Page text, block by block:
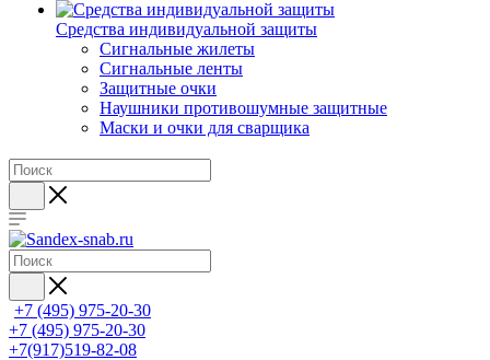
Средства индивидуальной защиты
Сигнальные жилеты
Сигнальные ленты
Защитные очки
Наушники противошумные защитные
Маски и очки для сварщика
+7 (495) 975-20-30
+7 (495) 975-20-30
+7(917)519-82-08